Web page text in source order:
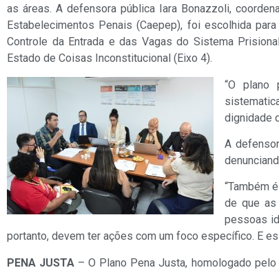
as áreas. A defensora pública Iara Bonazzoli,
Estabelecimentos Penais (Caepep), foi escolhida
Controle da Entrada e das Vagas do Sistema
Estado de Coisas Inconstitucional (Eixo 4).
“O plano
dignidade
A
“Também
de que as
pessoas
portanto, devem ter ações com um foco específico. E
PENA JUSTA – O Plano Pena Justa, homologado